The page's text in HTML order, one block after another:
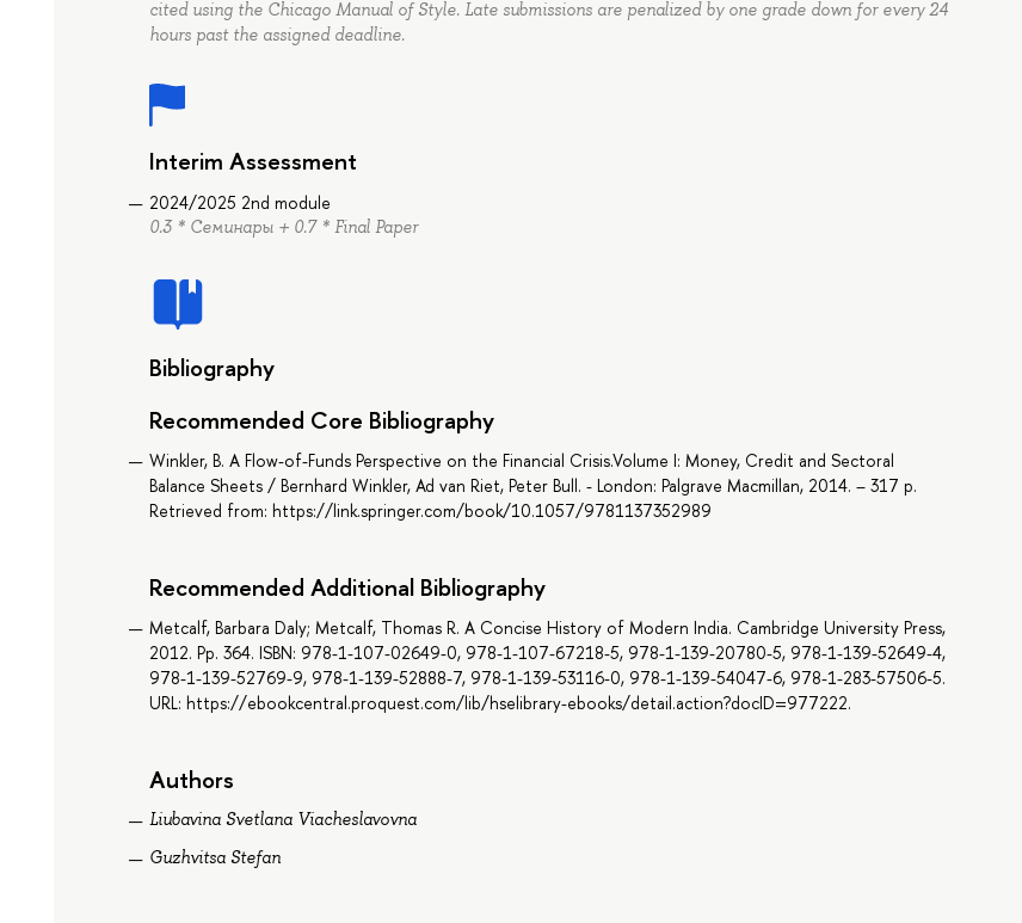
cited using the Chicago Manual of Style. Late submissions are penalized by one grade down for every 24
hours past the assigned deadline.
Interim Assessment
2024/2025 2nd module
0.3 * Семинары + 0.7 * Final Paper
Bibliography
Recommended Core Bibliography
Winkler, B. A Flow-of-Funds Perspective on the Financial Crisis.Volume I: Money, Credit and Sectoral
Balance Sheets / Bernhard Winkler, Ad van Riet, Peter Bull. - London: Palgrave Macmillan, 2014. – 317 p.
Retrieved from: https://link.springer.com/book/10.1057/9781137352989
Recommended Additional Bibliography
Metcalf, Barbara Daly; Metcalf, Thomas R. A Concise History of Modern India. Cambridge University Press,
2012. Pp. 364. ISBN: 978-1-107-02649-0, 978-1-107-67218-5, 978-1-139-20780-5, 978-1-139-52649-4,
978-1-139-52769-9, 978-1-139-52888-7, 978-1-139-53116-0, 978-1-139-54047-6, 978-1-283-57506-5.
URL: https://ebookcentral.proquest.com/lib/hselibrary-ebooks/detail.action?docID=977222.
Authors
Liubavina Svetlana Viacheslavovna
Guzhvitsa Stefan